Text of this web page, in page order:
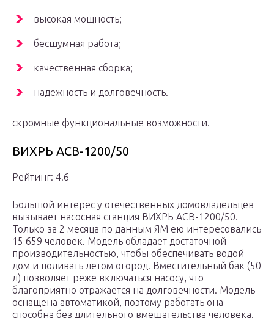
высокая мощность;
бесшумная работа;
качественная сборка;
надежность и долговечность.
скромные функциональные возможности.
ВИХРЬ АСВ-1200/50
Рейтинг: 4.6
Большой интерес у отечественных домовладельцев
вызывает насосная станция ВИХРЬ АСВ-1200/50.
Только за 2 месяца по данным ЯМ ею интересовались
15 659 человек. Модель обладает достаточной
производительностью, чтобы обеспечивать водой
дом и поливать летом огород. Вместительный бак (50
л) позволяет реже включаться насосу, что
благоприятно отражается на долговечности. Модель
оснащена автоматикой, поэтому работать она
способна без длительного вмешательства человека.